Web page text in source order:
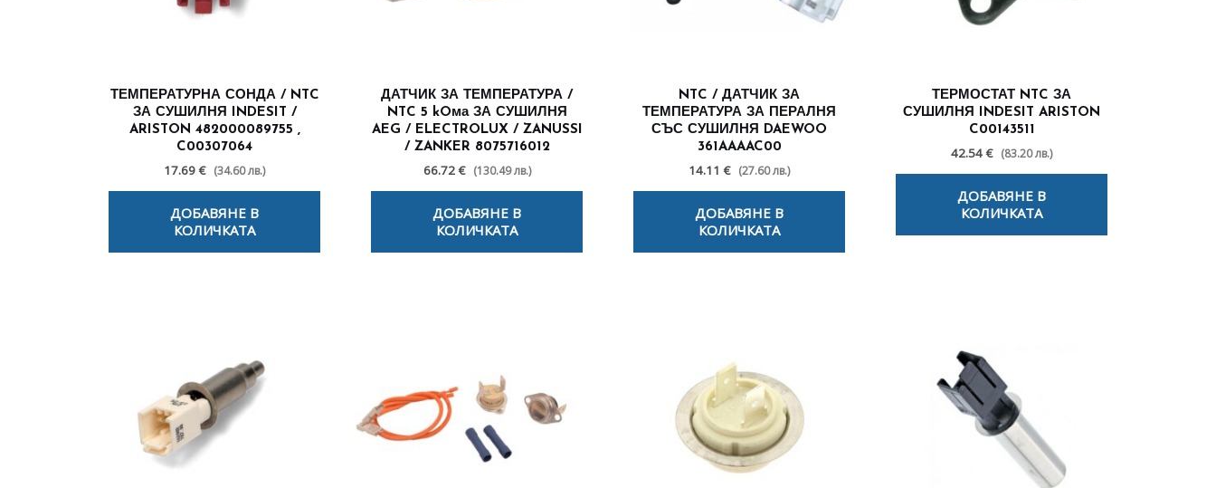
ТЕМПЕРАТУРНА СОНДА / NTC
ЗА СУШИЛНЯ INDESIT /
ARISTON 482000089755 ,
C00307064
17.69 € (34.60 лв.)
ДОБАВЯНЕ В
КОЛИЧКАТА
ДАТЧИК ЗА ТЕМПЕРАТУРА /
NTC 5 kOма ЗА СУШИЛНЯ
AEG / ELECTROLUX / ZANUSSI
/ ZANKER 8075716012
66.72 € (130.49 лв.)
ДОБАВЯНЕ В
КОЛИЧКАТА
NTC / ДАТЧИК ЗА
ТЕМПЕРАТУРА ЗА ПЕРАЛНЯ
СЪС СУШИЛНЯ DAEWOO
361AAAAC00
14.11 € (27.60 лв.)
ДОБАВЯНЕ В
КОЛИЧКАТА
ТЕРМОСТАТ NTC ЗА
СУШИЛНЯ INDESIT ARISTON
C00143511
42.54 € (83.20 лв.)
ДОБАВЯНЕ В
КОЛИЧКАТА